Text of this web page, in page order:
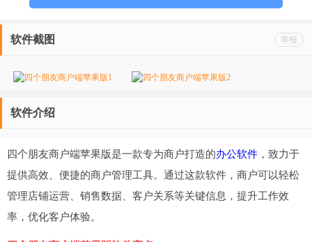
举报
软件截图
软件介绍
四个朋友商户端苹果版是一款专为商户打造的办公软件 ，致力于
提供高效、便捷的商户管理工具。通过这款软件，商户可以轻松
管理店铺运营、销售数据、客户关系等关键信息，提升工作效
率，优化客户体验。